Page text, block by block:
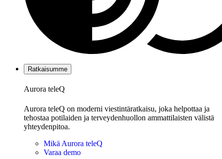
Ratkaisumme
Aurora teleQ
Aurora teleQ on moderni viestintäratkaisu, joka helpottaa ja
tehostaa potilaiden ja terveydenhuollon ammattilaisten välistä
yhteydenpitoa.
Mikä Aurora teleQ
Varaa demo